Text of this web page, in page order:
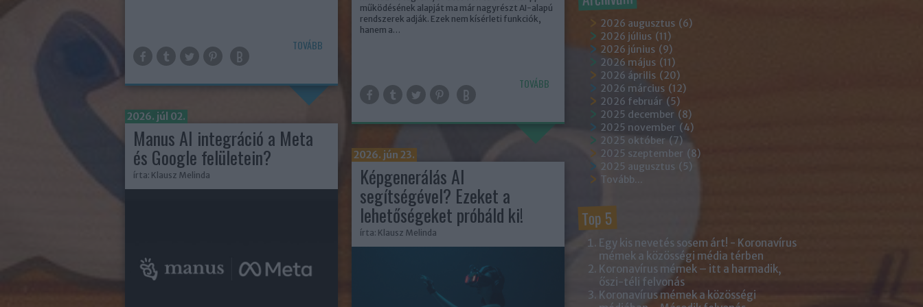
működésének alapját ma már nagyrészt AI-alapú
rendszerek adják. Ezek nem kísérleti funkciók,
hanem a…
TOVÁBB
2026. jún 23.
Képgenerálás AI
segítségével? Ezeket a
lehetőségeket próbáld ki!
írta: Klausz Melinda
TOVÁBB
2026. júl 02.
Manus AI integráció a Meta
és Google felületein?
írta: Klausz Melinda
2026 augusztus (6)
2026 július (11)
2026 június (9)
2026 május (11)
2026 április (20)
2026 március (12)
2026 február (5)
2025 december (8)
2025 november (4)
2025 október (7)
2025 szeptember (8)
2025 augusztus (5)
Tovább...
Top 5
Egy kis nevetés sosem árt! - Koronavírus
mémek a közösségi média térben
Koronavírus mémek – itt a harmadik,
őszi-téli felvonás
Koronavírus mémek a közösségi